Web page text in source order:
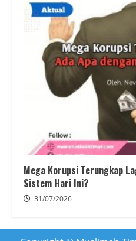
Mega Korupsi Terungkap
Sistem Hari Ini?
31/07/2026